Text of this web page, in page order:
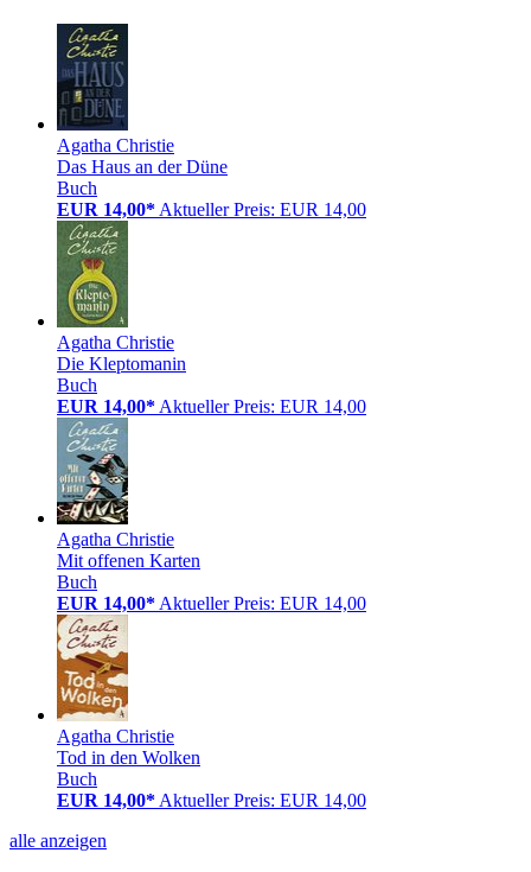
Agatha Christie
Das Haus an der Düne
Buch
EUR 14,00* Aktueller Preis: EUR 14,00
Agatha Christie
Die Kleptomanin
Buch
EUR 14,00* Aktueller Preis: EUR 14,00
Agatha Christie
Mit offenen Karten
Buch
EUR 14,00* Aktueller Preis: EUR 14,00
Agatha Christie
Tod in den Wolken
Buch
EUR 14,00* Aktueller Preis: EUR 14,00
alle anzeigen